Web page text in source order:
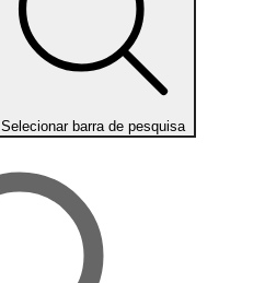
Selecionar barra de pesquisa